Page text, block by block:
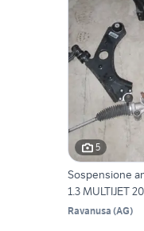
5
Sospensione
1.3 MULTIJET
Ravanusa (AG)